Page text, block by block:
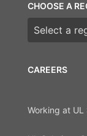
CAREERS
Working at UL
CHOOSE A
Choose a